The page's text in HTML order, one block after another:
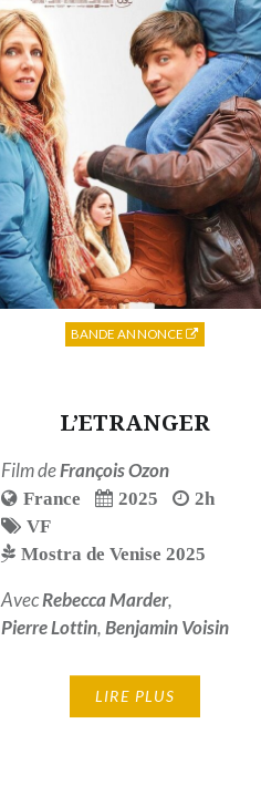
L’ETRANGER
Film deFrançois Ozon
France 2025
2h
VF
Mostra de Venise 2025
AvecRebecca Marder,
Pierre Lottin,Benjamin Voisin
LIRE PLUS
BANDE ANNONCE